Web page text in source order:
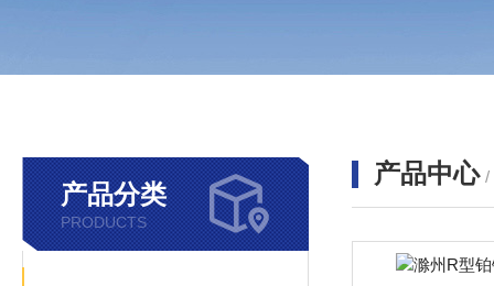
产品分类
PRODUCTS
产品中心 /